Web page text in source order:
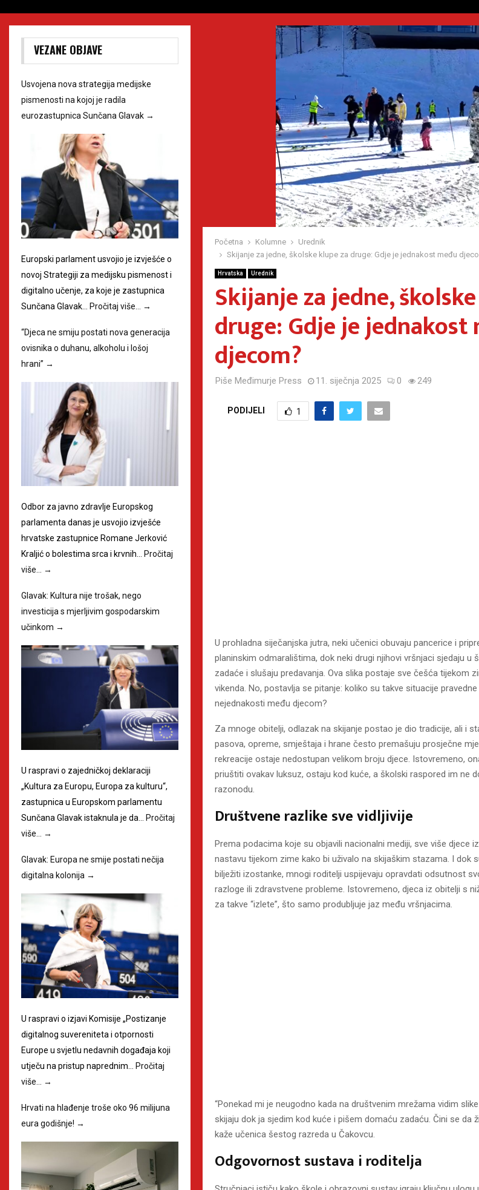
Početna Kolumne
Urednik
Skijanje za jedne, školske klupe za druge: Gdje je jednakost među
Hrvatska Urednik
Skijanje za jedne,
druge: Gdje je jednakost
djecom?
Piše Međimurje Press 11. siječnja 2025 0 249
PODIJELI 1
U prohladna siječanjska jutra, neki učenici obuvaju pancerice i
planinskim odmaralištima, dok neki drugi njihovi vršnjaci sjedaju u
zadaće i slušaju predavanja. Ova slika postaje sve češća tijekom
vikenda. No, postavlja se pitanje: koliko su takve situacije
nejednakosti među djecom?
Za mnoge obitelji, odlazak na skijanje postao je dio tradicije, ali i
pasova, opreme, smještaja i hrane često premašuju prosječne
rekreacije ostaje nedostupan velikom broju djece. Istovremeno,
priuštiti ovakav luksuz, ostaju kod kuće, a školski raspored im ne
razonodu.
Društvene razlike sve vidljivije
Prema podacima koje su objavili nacionalni mediji, sve više djece
nastavu tijekom zime kako bi uživalo na skijaškim stazama. I dok
bilježiti izostanke, mnogi roditelji uspijevaju opravdati odsutnost
razloge ili zdravstvene probleme. Istovremeno, djeca iz obitelji s
za takve “izlete”, što samo produbljuje jaz među vršnjacima.
“Ponekad mi je neugodno kada na društvenim mrežama vidim
skijaju dok ja sjedim kod kuće i pišem domaću zadaću. Čini se da
kaže učenica šestog razreda u Čakovcu.
Odgovornost sustava i roditelja
VEZANE OBJAVE
Usvojena nova strategija medijske
pismenosti na kojoj je radila
eurozastupnica Sunčana Glavak →
Europski parlament usvojio je izvješće o
novoj Strategiji za medijsku pismenost i
digitalno učenje, za koje je zastupnica
Sunčana Glavak…
Pročitaj više… →
“Djeca ne smiju postati nova generacija
ovisnika o duhanu, alkoholu i lošoj
hrani” →
Odbor za javno zdravlje Europskog
parlamenta danas je usvojio izvješće
hrvatske zastupnice Romane Jerković
Kraljić o bolestima srca i krvnih… Pročitaj
više… →
Glavak: Kultura nije trošak, nego
investicija s mjerljivim gospodarskim
učinkom →
U raspravi o zajedničkoj deklaraciji
„Kultura za Europu, Europa za kulturu“,
zastupnica u Europskom parlamentu
Sunčana Glavak istaknula je da…
Pročitaj
više…
→
Glavak: Europa ne smije postati nečija
digitalna kolonija →
U raspravi o izjavi Komisije „Postizanje
digitalnog suvereniteta i otpornosti
Europe u svjetlu nedavnih događaja koji
utječu na pristup naprednim…
Pročitaj
više…
→
Hrvati na hlađenje troše oko 96 milijuna
eura godišnje! →